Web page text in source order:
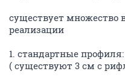
существует множество
реализации
1. стандартные профиля:
( существуют 3 см с